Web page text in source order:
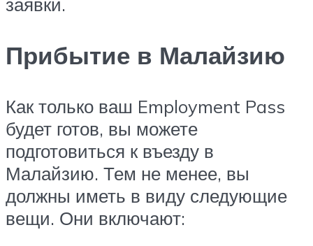
Прибытие в Малайзию
Как только ваш Employment Pass
будет готов, вы можете
подготовиться к въезду в
Малайзию. Тем не менее, вы
должны иметь в виду следующие
вещи. Они включают: